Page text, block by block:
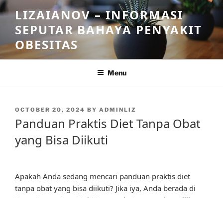
Skip
to
content
LIZAIANOV – INFORMASI
SEPUTAR BAHAYA PENYAKIT
OBESITAS
Menu
POSTED
OCTOBER 20, 2024 BY ADMINLIZ
Panduan Praktis Diet Tanpa Obat
yang Bisa Diikuti
Apakah Anda sedang mencari panduan praktis diet
tanpa obat yang bisa diikuti? Jika iya, Anda berada di